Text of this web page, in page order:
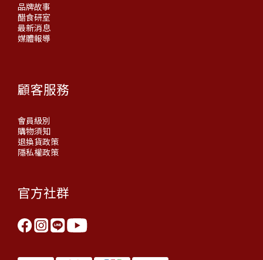
品牌故事
醋食研室
最新消息
媒體報導
顧客服務
會員級別
購物須知
退換貨政策
隱私權政策
官方社群